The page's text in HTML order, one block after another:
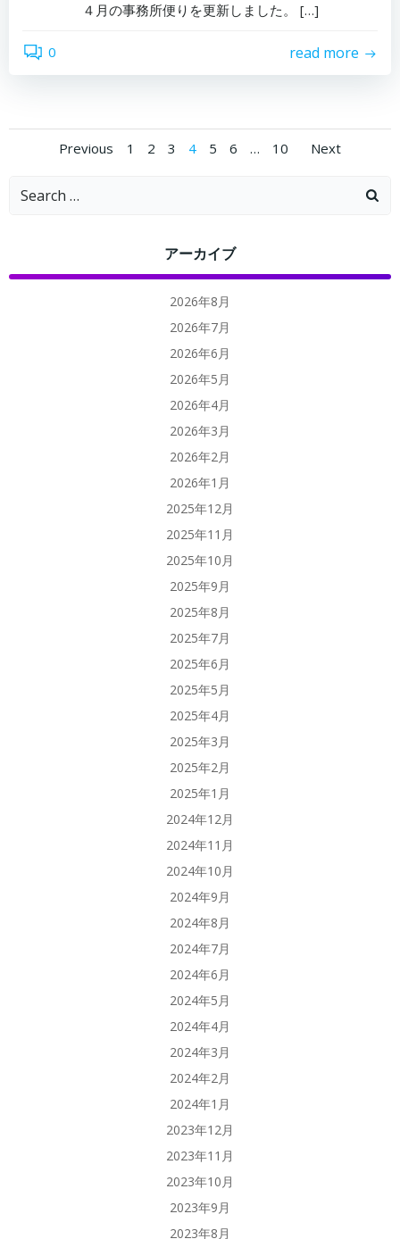
４月の事務所便りを更新しました。 […]
0 read more
Posts
navigation
Previous
Posts
Page
1 Page
2 Page
3 Page
4 Page
5 Page
6 … Page
10
Posts
Next
for:
アーカイブ
2026年8月
2026年7月
2026年6月
2026年5月
2026年4月
2026年3月
2026年2月
2026年1月
2025年12月
2025年11月
2025年10月
2025年9月
2025年8月
2025年7月
2025年6月
2025年5月
2025年4月
2025年3月
2025年2月
2025年1月
2024年12月
2024年11月
2024年10月
2024年9月
2024年8月
2024年7月
2024年6月
2024年5月
2024年4月
2024年3月
2024年2月
2024年1月
2023年12月
2023年11月
2023年10月
2023年9月
2023年8月